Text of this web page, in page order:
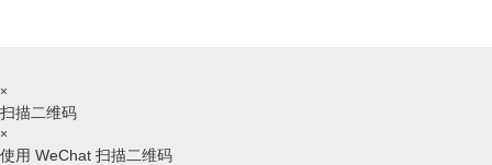
×
扫描二维码
×
使用 WeChat 扫描二维码